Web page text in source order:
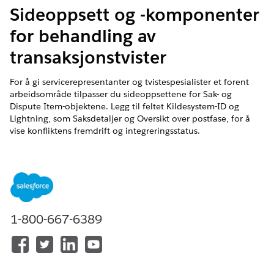
Sideoppsett og -komponenter
for behandling av
transaksjonstvister
For å gi servicerepresentanter og tvistespesialister et forent
arbeidsområde tilpasser du sideoppsettene for Sak- og
Dispute Item-objektene. Legg til feltet Kildesystem-ID og
Lightning, som Saksdetaljer og Oversikt over postfase, for å
vise konfliktens fremdrift og integreringsstatus.
Tilgjengelig i Lightning Experience
Tilgjengelig i
Tilpasse sideoppsettene med kildesystem-ID for
Transaksjonsdiskusjonsbehandling
Legg til feltet Kildesystem-ID i sideoppsettene Finanskonto
1-800-667-6389